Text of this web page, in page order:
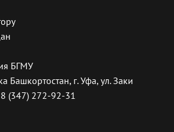
БГМУ
Башкортостан, г. Уфа, ул. Заки
8 (347) 272-92-31